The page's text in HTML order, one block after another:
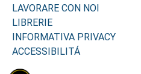
LAVORARE CON NOI
LIBRERIE
INFORMATIVA PRIVACY
ACCESSIBILITÁ